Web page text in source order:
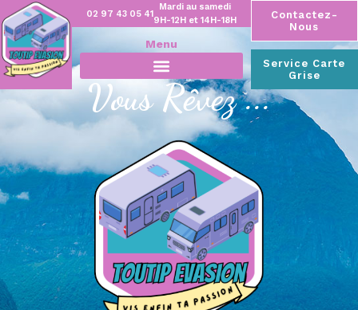
02 97 43 05 41
Mardi au samedi
9H-12H et 14H-18H
Menu
Contactez-
Nous
Service Carte
Grise
Vous Rêvez ...